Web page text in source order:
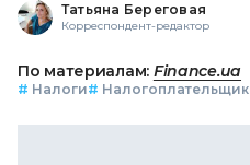
Татьяна Береговая
Корреспондент-редактор
По материалам: Finance.ua
# Налоги#